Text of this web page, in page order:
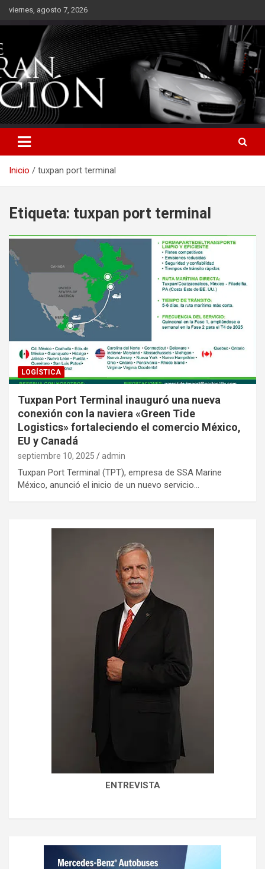
Saltarviernes, agosto 7, 2026
Inicio tuxpan port terminal
Etiqueta: tuxpan port terminal
LOGÍSTICA
Tuxpan Port Terminal inauguró una nueva
conexión con la naviera «Green Tide
Logistics» fortaleciendo el comercio México,
EU y Canadá
septiembre 10, 2025 admin
Tuxpan Port Terminal (TPT), empresa de SSA Marine
México, anunció el inicio de un nuevo servicio…
ENTREVISTA